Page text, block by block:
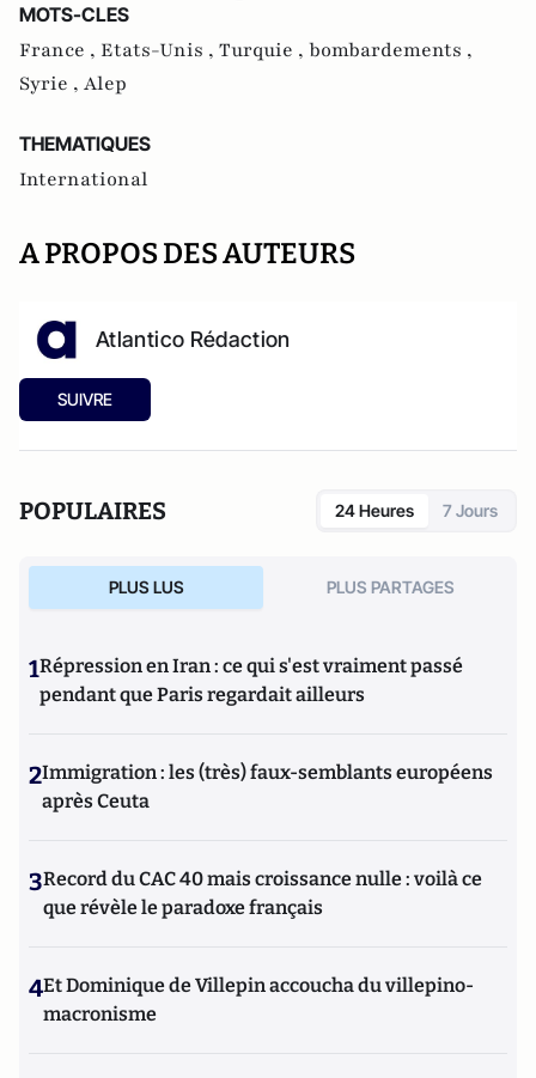
MOTS-CLES
France , Etats-Unis , Turquie , bombardements ,
Syrie , Alep
THEMATIQUES
International
A PROPOS DES AUTEURS
Atlantico Rédaction
SUIVRE
POPULAIRES 24 Heures 7 Jours
PLUS LUS PLUS PARTAGES
1Répression en Iran : ce qui s'est vraiment passé
pendant que Paris regardait ailleurs
2Immigration : les (très) faux-semblants européens
après Ceuta
3Record du CAC 40 mais croissance nulle : voilà ce
que révèle le paradoxe français
4Et Dominique de Villepin accoucha du villepino-
macronisme